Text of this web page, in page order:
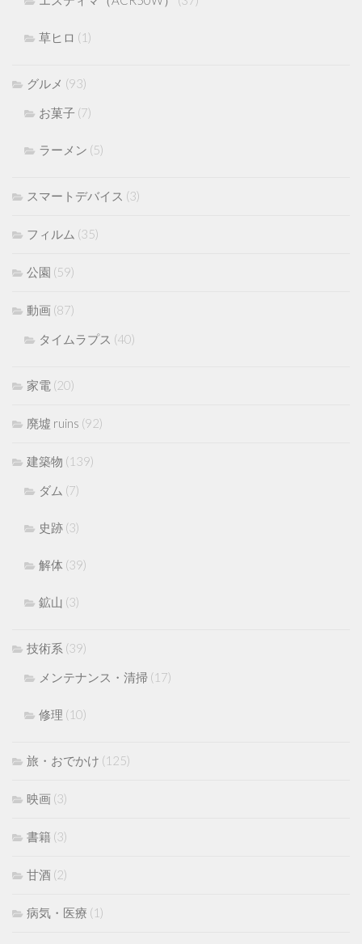
草ヒロ (1)
グルメ (93)
お菓子 (7)
ラーメン (5)
スマートデバイス (3)
フィルム (35)
公園 (59)
動画 (87)
タイムラプス (40)
家電 (20)
廃墟 ruins (92)
建築物 (139)
ダム (7)
史跡 (3)
解体 (39)
鉱山 (3)
技術系 (39)
メンテナンス・清掃 (17)
修理 (10)
旅・おでかけ (125)
映画 (3)
書籍 (3)
甘酒 (2)
病気・医療 (1)